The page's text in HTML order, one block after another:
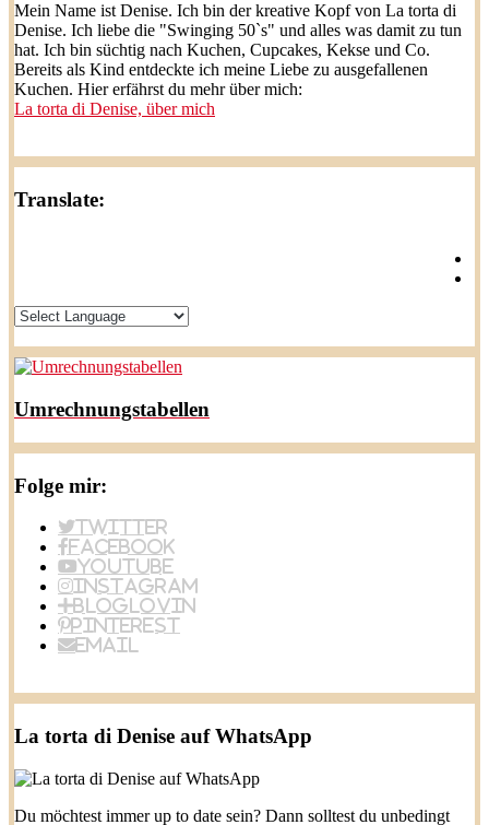
Mein Name ist Denise. Ich bin der kreative Kopf von La torta di
Denise. Ich liebe die "Swinging 50`s" und alles was damit zu tun
hat. Ich bin süchtig nach Kuchen, Cupcakes, Kekse und Co.
Bereits als Kind entdeckte ich meine Liebe zu ausgefallenen
Kuchen. Hier erfährst du mehr über mich:
La torta di Denise, über mich
Translate:
Umrechnungstabellen
Folge mir:
Twitter
Facebook
YouTube
Instagram
BlogLovin
Pinterest
Email
La torta di Denise auf WhatsApp
Du möchtest immer up to date sein? Dann solltest du unbedingt